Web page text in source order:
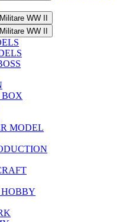
WW II
WW II
BOX
MODEL
HOBBY